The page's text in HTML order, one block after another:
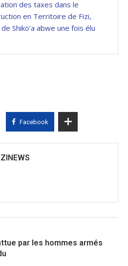
des taxes dans le
en Territoire de Fizi,
Shiko’a abwe une fois élu
Facebook
par les hommes armés